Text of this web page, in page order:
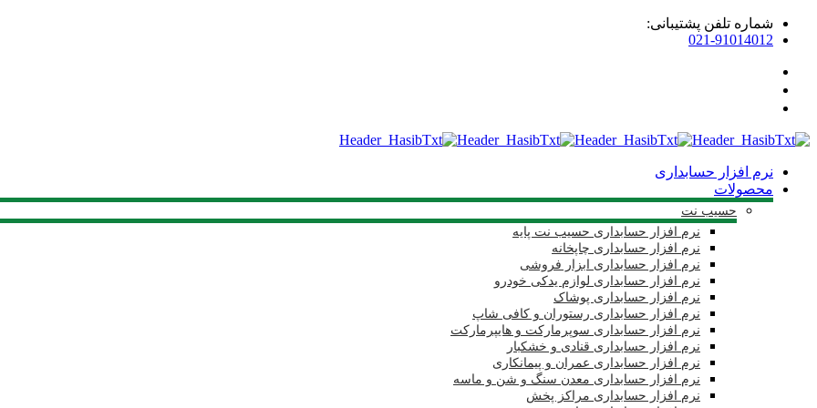
شماره تلفن پشتیبانی:
021-91014012
نرم افزار حسابداری
محصولات
حسیب نت
نرم افزار حسابداری حسیب نت پایه
نرم افزار حسابداری چاپخانه
نرم افزار حسابداری ابزار فروشی
نرم افزار حسابداری لوازم یدکی خودرو
نرم افزار حسابداری پوشاک
نرم افزار حسابداری رستوران و کافی شاپ
نرم افزار حسابداری سوپرمارکت و هایپرمارکت
نرم افزار حسابداری قنادی و خشکبار
نرم افزار حسابداری عمران و پیمانکاری
نرم افزار حسابداری معدن سنگ و شن و ماسه
نرم افزار حسابداری مراکز پخش